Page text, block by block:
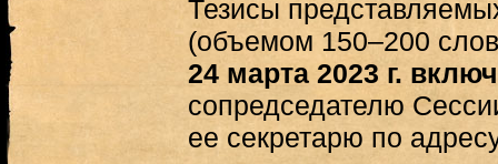
Тезисы
(объемом 150–200
24 марта 2023 г.
сопредседателю
ее секретарю по